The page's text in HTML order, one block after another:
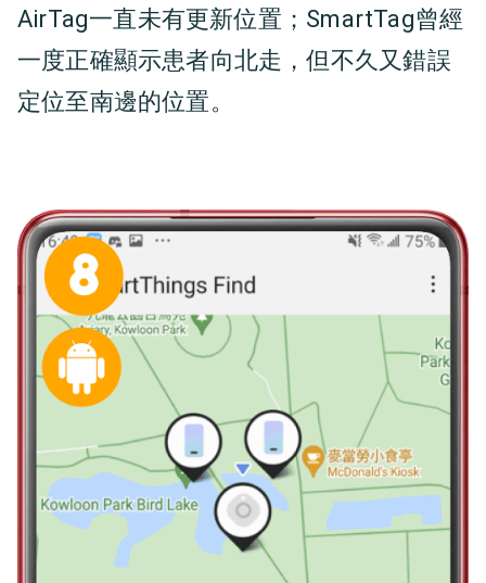
AirTag一直未有更新位置；SmartTag曾經
一度正確顯示患者向北走，但不久又錯誤
定位至南邊的位置。